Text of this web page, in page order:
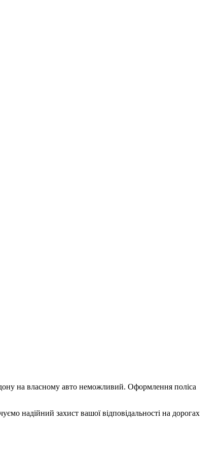
на власному авто неможливий. Оформлення поліса
надійний захист вашої відповідальності на дорогах